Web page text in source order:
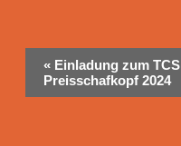
Veranstaltung-
Navigation
« Einladung zum TCS
Preisschafkopf 2024